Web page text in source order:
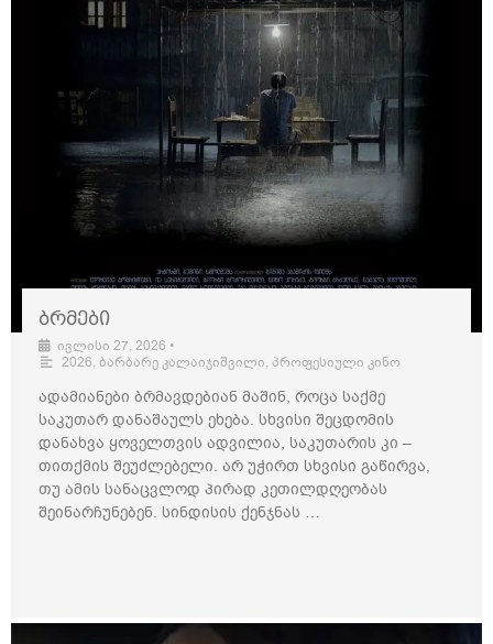
ბრმები
ივლისი 27, 2026 •
2026, ბარბარე კალაიჯიშვილი, პროფესიული კინო
ადამიანები ბრმავდებიან მაშინ, როცა საქმე
საკუთარ დანაშაულს ეხება. სხვისი შეცდომის
დანახვა ყოველთვის ადვილია, საკუთარის კი –
თითქმის შეუძლებელი. არ უჭირთ სხვისი გაწირვა,
თუ ამის სანაცვლოდ პირად კეთილდღეობას
შეინარჩუნებენ. სინდისის ქენჯნას …